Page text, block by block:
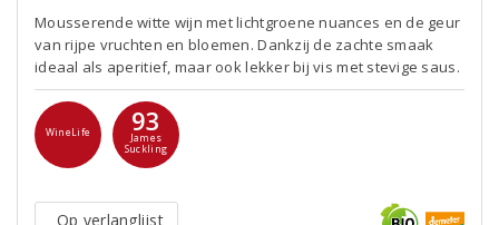
Mousserende witte wijn met lichtgroene nuances en de geur
van rijpe vruchten en bloemen. Dankzij de zachte smaak
ideaal als aperitief, maar ook lekker bij vis met stevige saus.
WineLife 93
James
Suckling
Op verlanglijst